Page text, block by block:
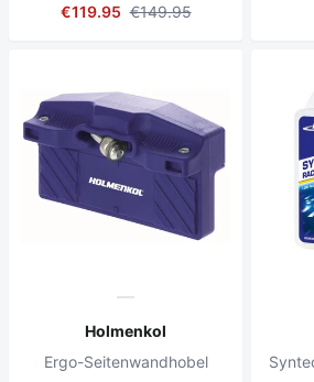
€119.95 €149.95
Holmenkol
Ergo-Seitenwandhobel